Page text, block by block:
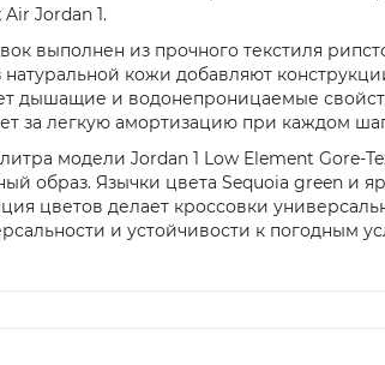
Jordan 1.
выполнен из прочного текстиля
натуральной кожи добавляют
дышащие и водонепроницаемые
за легкую амортизацию при каждом
модели Jordan 1 Low Element
образ. Язычки цвета Sequoia green и
цветов делает кроссовки
и устойчивости к погодным